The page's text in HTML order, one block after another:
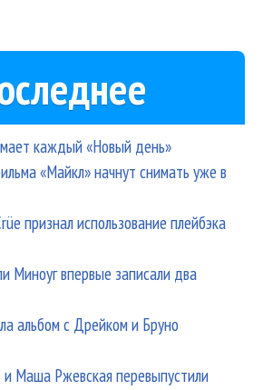
каждый «Новый день»
«Майкл» начнут снимать уже в
признал использование плейбэка
Миноуг впервые записали два
альбом с Дрейком и Бруно
Маша Ржевская перевыпустили